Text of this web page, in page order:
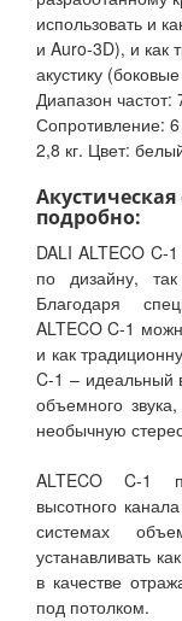
использовать и
и Auro-3D), и как
акустику
Диапазон частот:
Сопротивление:
2,8 кг. Цвет:
подробно:
DALI ALTECO C-
по дизайну,
Благодаря
ALTECO C-1
и как
C-1 – идеальный
объемного
необычную
ALTECO C-1
высотного
системах
устанавливать
в качестве
под потолком.